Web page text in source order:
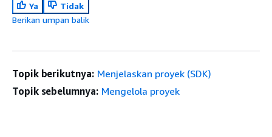
Ya
Tidak
Berikan umpan balik
Topik berikutnya: Menjelaskan proyek (SDK)
Topik sebelumnya: Mengelola proyek